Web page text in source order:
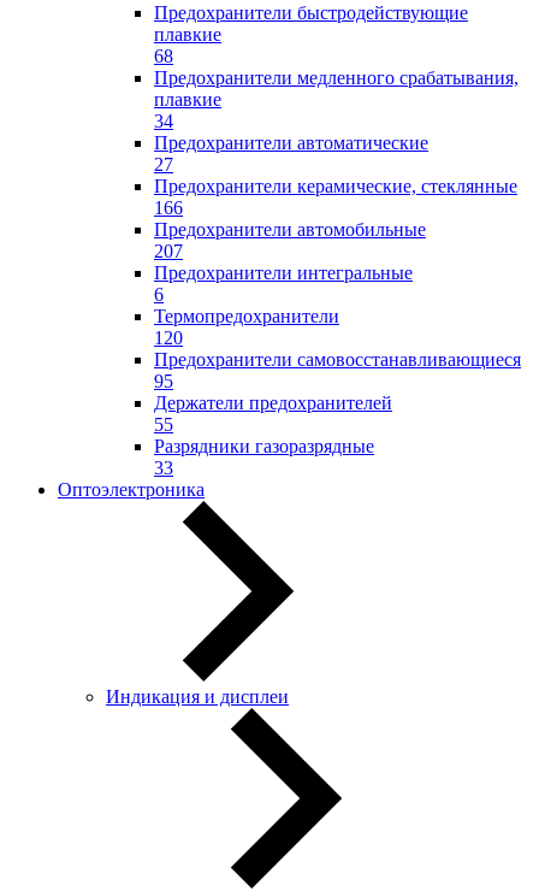
Предохранители быстродействующие
плавкие
68
Предохранители медленного срабатывания,
плавкие
34
Предохранители автоматические
27
Предохранители керамические, стеклянные
166
Предохранители автомобильные
207
Предохранители интегральные
6
Термопредохранители
120
Предохранители самовосстанавливающиеся
95
Держатели предохранителей
55
Разрядники газоразрядные
33
Оптоэлектроника
Индикация и дисплеи